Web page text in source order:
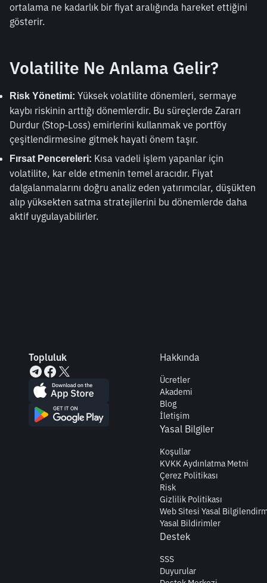
ortalama ne kadarlık bir fiyat aralığında hareket ettiğini
gösterir.
Volatilite Ne Anlama Gelir?
Risk Yönetimi: Yüksek volatilite dönemleri, sermaye
kaybı riskinin arttığı dönemlerdir. Bu süreçlerde Zararı
Durdur (Stop-Loss) emirlerini kullanmak ve portföy
çeşitlendirmesine gitmek hayati önem taşır.
Fırsat Pencereleri: Kısa vadeli işlem yapanlar için
volatilite, kar elde etmenin temel aracıdır. Fiyat
dalgalanmalarını doğru analiz eden yatırımcılar, düşükten
alıp yüksekten satma stratejilerini bu dönemlerde daha
aktif uygulayabilirler.
Topluluk Hakkında
Ücretler
Akademi
Blog
İletişim
Yasal Bilgiler
Koşullar
KVKK Aydınlatma Metni
Çerez Politikası
Risk
Gizlilik Politikası
Web Sitesi Yasal
Yasal Bildirimler
Destek
SSS
Duyurular